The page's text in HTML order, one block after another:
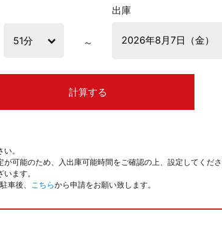
出庫
計算する
。
可能のため、入出庫可能時間をご確認の上、設定してくだ
ます。
車後、
こちらから申請をお願い致します。